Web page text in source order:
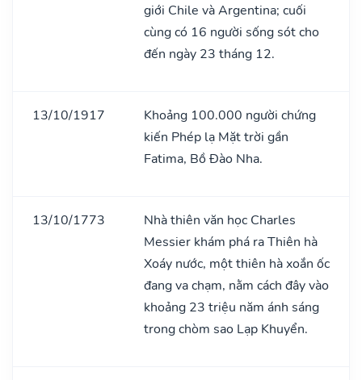
giới Chile và Argentina; cuối
cùng có 16 người sống sót cho
đến ngày 23 tháng 12.
13/10/1917
Khoảng 100.000 người chứng
kiến Phép lạ Mặt trời gần
Fatima, Bồ Đào Nha.
13/10/1773
Nhà thiên văn học Charles
Messier khám phá ra Thiên hà
Xoáy nước, một thiên hà xoắn ốc
đang va chạm, nằm cách đây vào
khoảng 23 triệu năm ánh sáng
trong chòm sao Lạp Khuyển.